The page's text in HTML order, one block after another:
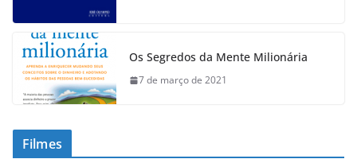
Os Segredos da Mente Milionária
7 de março de 2021
Filmes